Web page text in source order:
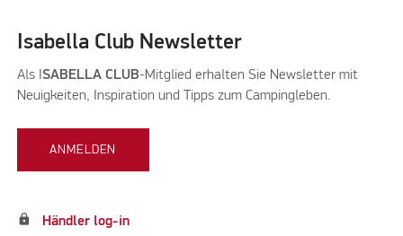
Isabella Club Newsletter
Als ISABELLA CLUB-Mitglied erhalten Sie Newsletter mit
Neuigkeiten, Inspiration und Tipps zum Campingleben.
ANMELDEN
lock Händler log-in